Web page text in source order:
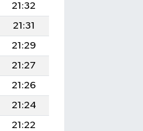
21:32
21:31
21:29
21:27
21:26
21:24
21:22